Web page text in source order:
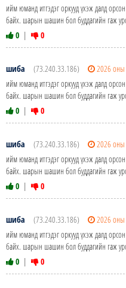
ийм юманд итгэдэг оркууд үхэж далд
байх. шарын шашин бол буддагийн гаж
0 | 0
шиба (73.240.33.186)
2026 оны
ийм юманд итгэдэг оркууд үхэж далд
байх. шарын шашин бол буддагийн гаж
0 | 0
шиба (73.240.33.186)
2026 оны
ийм юманд итгэдэг оркууд үхэж далд
байх. шарын шашин бол буддагийн гаж
0 | 0
шиба (73.240.33.186)
2026 оны
ийм юманд итгэдэг оркууд үхэж далд
байх. шарын шашин бол буддагийн гаж
0 | 0